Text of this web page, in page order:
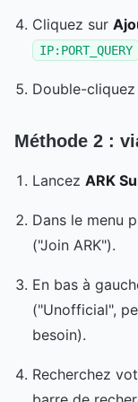
Cliquez sur
IP:PORT_QUERY
Double-
Méthode 2 :
Lancez ARK
Dans le menu
("Join ARK").
En bas à
("Unofficial",
besoin).
Recherchez